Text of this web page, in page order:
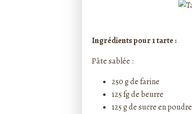
Ingrédients pour 1 tarte :
Pâte sablée :
250 g de farine
125 fg de beurre
125 g de sucre en poudre